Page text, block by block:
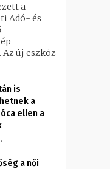
a
Adó- és
új eszköz
is
a
ellen a
a női